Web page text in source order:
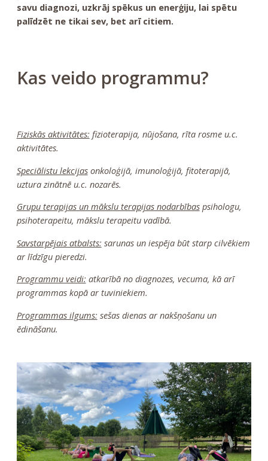
savu diagnozi, uzkrāj spēkus un enerģiju, lai spētu
palīdzēt ne tikai sev, bet arī citiem.
Kas veido programmu?
Fiziskās aktivitātes: fizioterapija, nūjošana, rīta rosme u.c.
aktivitātes.
Speciālistu lekcijasonkoloģijā, imunoloģijā, fitoterapijā,
uztura zinātnē u.c. nozarēs.
Grupu terapijas un mākslu terapijas nodarbībaspsihologu,
psihoterapeitu, mākslu terapeitu vadībā.
Savstarpējais atbalsts: sarunas un iespēja būt starp cilvēkiem
ar līdzīgu pieredzi.
Programmu veidi: atkarībā no diagnozes, vecuma, kā arī
programmas kopā ar tuviniekiem.
Programmas ilgums: sešas dienas ar nakšņošanu un
ēdināšanu.